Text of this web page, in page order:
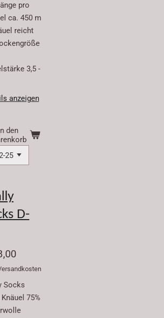
pro
ca. 450 m
reicht
3,5 -
anzeigen
den
D-
Socks
75%